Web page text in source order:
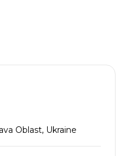
Oblast, Ukraine